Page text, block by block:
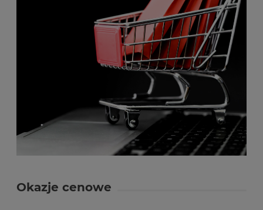
Okazje cenowe